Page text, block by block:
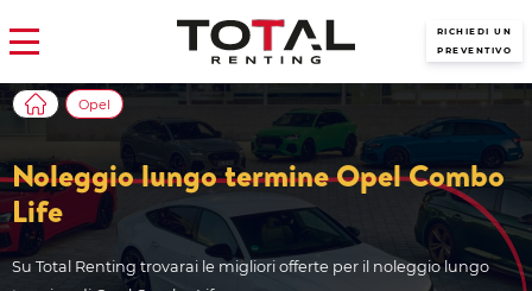
RICHIEDI UN
PREVENTIVO
Noleggio lungo termine Opel Combo
Life
Su Total Renting trovarai le migliori offerte per il noleggio lungo
Opel